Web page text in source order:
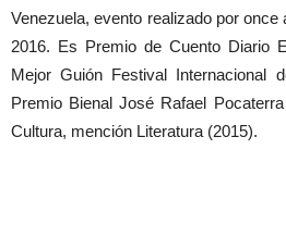
Venezuela, evento realizado por
2016. Es Premio de Cuento Diario
Mejor Guión Festival Internacional
Premio Bienal José Rafael
Cultura, mención Literatura (2015).